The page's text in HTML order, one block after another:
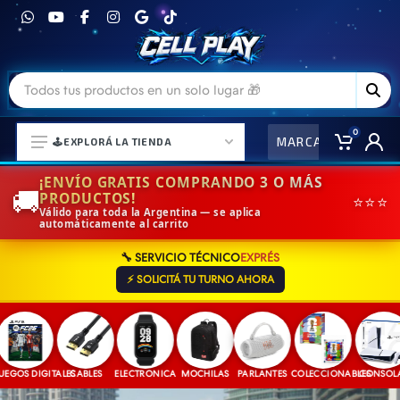
⌚ELECTRONICA Y ACCESORIOS
⛓️ACCESORIOS DE MODA💍
🎒MOCHILAS Y MAS👝
🎧AURICULARES URBANOS🎧
🎮CONSOLAS Y VIDEOJUEGOS
🎵PARLANTES BLUETOOTH🎵
🕹️EXPLORÁ LA TIENDA MARCAS
0
🚚¡ENVÍO GRATIS COMPRANDO 3 O MÁS
PRODUCTOS!
Válido para toda la Argentina — se aplica
automáticamente al carrito
⭐⭐⭐
🔧 SERVICIO TÉCNICOEXPRÉS
⚡ SOLICITÁ TU TURNO AHORA
DIGITALESCABLES ELECTRONICA MOCHILAS PARLANTES COLECCIONABLESCONSOLAS